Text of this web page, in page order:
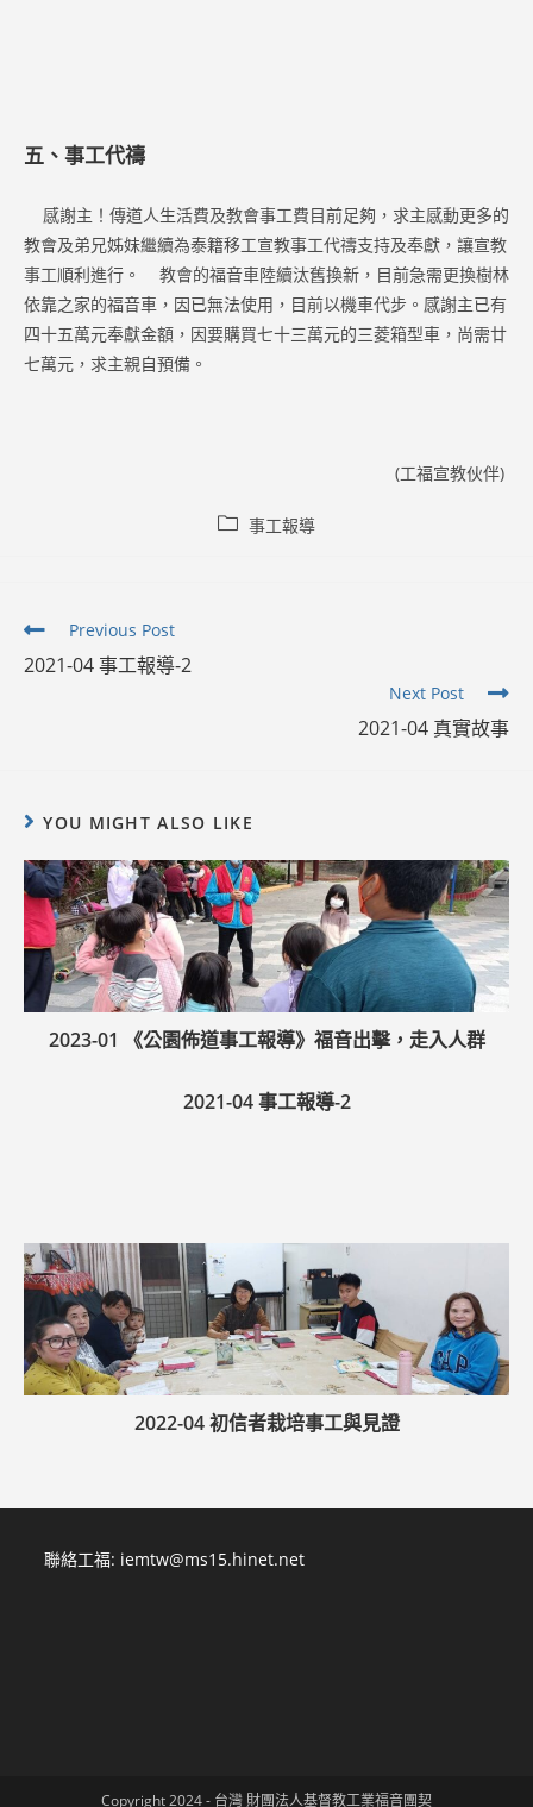
五、事工代禱
感謝主！傳道人生活費及教會事工費目前足夠，求主感動更多的
教會及弟兄姊妹繼續為泰籍移工宣教事工代禱支持及奉獻，讓宣教
事工順利進行。 教會的福音車陸續汰舊換新，目前急需更換樹林
依靠之家的福音車，因已無法使用，目前以機車代步。感謝主已有
四十五萬元奉獻金額，因要購買七十三萬元的三菱箱型車，尚需廿
七萬元，求主親自預備。
(工福宣教伙伴)
Post事工報導
Read
articles
Previous Post
2021-04 事工報導-2
Next Post
2021-04 真實故事
YOU MIGHT ALSO LIKE
2023-01 《公園佈道事工報導》福音出擊，走入人群
2021-04 事工報導-2
2022-04 初信者栽培事工與見證
聯絡工福: iemtw@ms15.hinet.net
Copyright 2024 - 台灣 財團法人基督教工業福音團契